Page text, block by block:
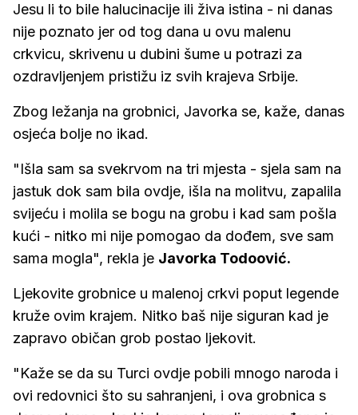
Jesu li to bile halucinacije ili živa istina - ni danas
nije poznato jer od tog dana u ovu malenu
crkvicu, skrivenu u dubini šume u potrazi za
ozdravljenjem pristižu iz svih krajeva Srbije.
Zbog ležanja na grobnici, Javorka se, kaže, danas
osjeća bolje no ikad.
"Išla sam sa svekrvom na tri mjesta - sjela sam na
jastuk dok sam bila ovdje, išla na molitvu, zapalila
svijeću i molila se bogu na grobu i kad sam pošla
kući - nitko mi nije pomogao da dođem, sve sam
sama mogla", rekla je Javorka Todoović.
Ljekovite grobnice u malenoj crkvi poput legende
kruže ovim krajem. Nitko baš nije siguran kad je
zapravo običan grob postao ljekovit.
"Kaže se da su Turci ovdje pobili mnogo naroda i
ovi redovnici što su sahranjeni, i ova grobnica s